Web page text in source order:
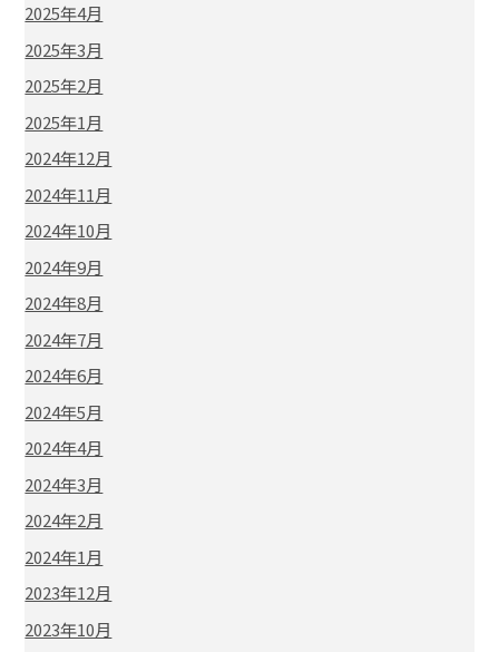
2025年4月
2025年3月
2025年2月
2025年1月
2024年12月
2024年11月
2024年10月
2024年9月
2024年8月
2024年7月
2024年6月
2024年5月
2024年4月
2024年3月
2024年2月
2024年1月
2023年12月
2023年10月